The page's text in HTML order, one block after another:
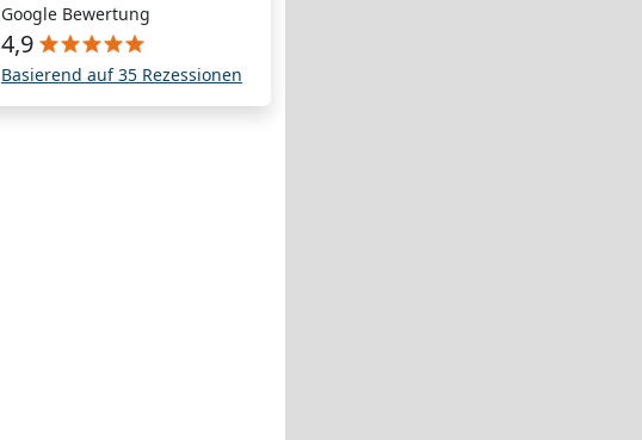
Google Bewertung
4,9
Basierend auf 35 Rezessionen